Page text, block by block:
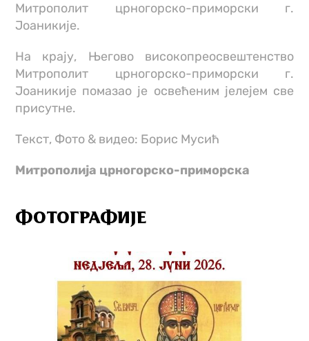
Митрополит црногорско-приморски г.
Јоаникије.
На крају, Његово високопреосвештенство
Митрополит црногорско-приморски г.
Јоаникије помазао је освећеним јелејем све
присутне.
Текст, Фото & видео: Борис Мусић
Митрополијa црногорско-приморскa
ФОТОГРАФИЈЕ